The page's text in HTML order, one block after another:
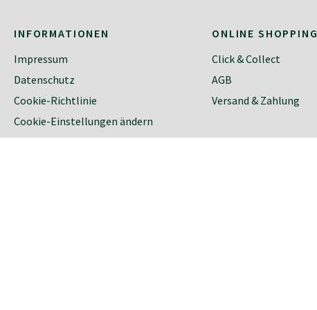
INFORMATIONEN
Impressum
Datenschutz
Cookie-Richtlinie
Cookie-Einstellungen ändern
ONLINE SHOPPING
Click & Collect
AGB
Versand & Zahlung